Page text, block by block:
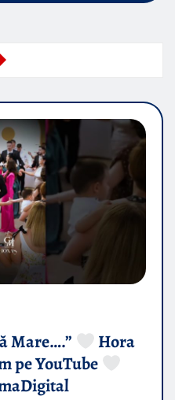
Mare….”
Hora
pe YouTube